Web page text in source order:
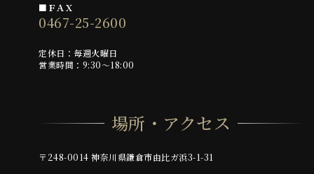
■ＦＡＸ
0467-25-2600
定休日：毎週火曜日
営業時間：9:30～18:00
場所・アクセス
〒248-0014 神奈川県鎌倉市由比ガ浜3-1-31